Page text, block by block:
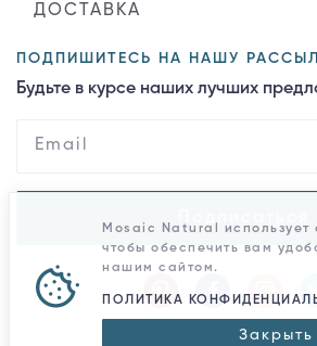
ДОСТАВКА
ПОДПИШИТЕСЬ НА НАШУ
Будьте в курсе наших лучших
Mosaic Natural
чтобы обеспечить вам
нашим сайтом.
ПОЛИТИКА
Закрыть